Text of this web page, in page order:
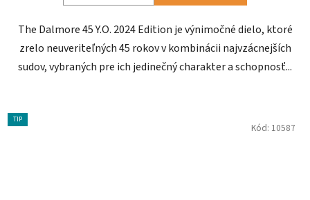
The Dalmore 45 Y.O. 2024 Edition je výnimočné dielo, ktoré
zrelo neuveriteľných 45 rokov v kombinácii najvzácnejších
sudov, vybraných pre ich jedinečný charakter a schopnosť...
TIP
Kód: 10587